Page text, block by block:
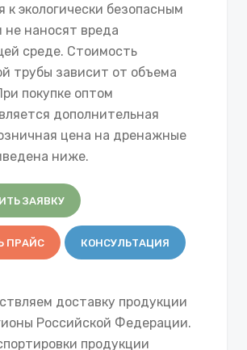
к экологически безопасным
не наносят вреда
среде. Стоимость
трубы зависит от объема
покупке оптом
дополнительная
цена на дренажные
ниже.
ЗАЯВКУ
ПРАЙС КОНСУЛЬТАЦИЯ
доставку продукции
Российской Федерации.
продукции